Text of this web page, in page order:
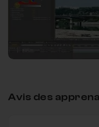
Avis des